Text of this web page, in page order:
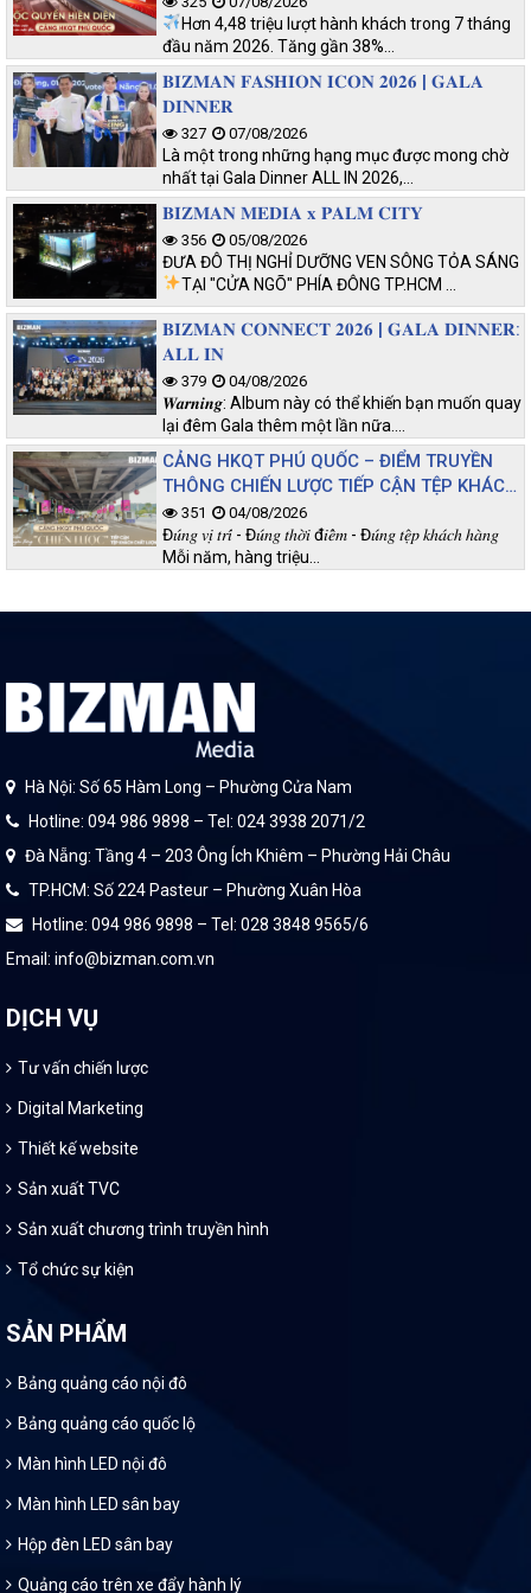
Hơn 4,48 triệu lượt hành khách trong 7 tháng
đầu năm 2026. Tăng gần 38%…
𝐁𝐈𝐙𝐌𝐀𝐍 𝐅𝐀𝐒𝐇𝐈𝐎𝐍 𝐈𝐂𝐎𝐍 𝟐𝟎𝟐𝟔 | 𝐆𝐀𝐋𝐀
𝐃𝐈𝐍𝐍𝐄𝐑
327 07/08/2026
Là một trong những hạng mục được mong chờ
nhất tại Gala Dinner ALL IN 2026,…
𝐁𝐈𝐙𝐌𝐀𝐍 𝐌𝐄𝐃𝐈𝐀 𝐱 𝐏𝐀𝐋𝐌 𝐂𝐈𝐓𝐘
356 05/08/2026
ĐƯA ĐÔ THỊ NGHỈ DƯỠNG VEN SÔNG TỎA SÁNG
TẠI "CỬA NGÕ" PHÍA ĐÔNG TP.HCM
𝐁𝐈𝐙𝐌𝐀𝐍 𝐂𝐎𝐍𝐍𝐄𝐂𝐓 𝟐𝟎𝟐𝟔 | 𝐆𝐀𝐋𝐀 𝐃𝐈𝐍𝐍𝐄𝐑:
𝐀𝐋𝐋 𝐈𝐍
379 04/08/2026
𝑾𝒂𝒓𝒏𝒊𝒏𝒈: Album này có thể khiến bạn muốn quay
lại đêm Gala thêm một lần nữa.…
CẢNG HKQT PHÚ QUỐC – ĐIỂM TRUYỀN
THÔNG CHIẾN LƯỢC TIẾP CẬN TỆP KHÁCH
CHẤT LƯỢNG
351 04/08/2026
Đ𝑢́𝑛𝑔 𝑣𝑖̣ 𝑡𝑟𝑖́ - Đ𝑢́𝑛𝑔 𝑡ℎ𝑜̛̀𝑖 đ𝑖𝑒̂̉𝑚 - Đ𝑢́𝑛𝑔 𝑡𝑒̣̂𝑝 𝑘ℎ𝑎́𝑐ℎ ℎ𝑎̀𝑛𝑔
Mỗi năm, hàng triệu…
Hà Nội: Số 65 Hàm Long – Phường Cửa Nam
Hotline: 094 986 9898 – Tel: 024 3938 2071/2
Đà Nẵng: Tầng 4 – 203 Ông Ích Khiêm – Phường Hải Châu
TP.HCM: Số 224 Pasteur – Phường Xuân Hòa
Hotline: 094 986 9898 – Tel: 028 3848 9565/6
Email: info@bizman.com.vn
DỊCH VỤ
Tư vấn chiến lược
Digital Marketing
Thiết kế website
Sản xuất TVC
Sản xuất chương trình truyền hình
Tổ chức sự kiện
SẢN PHẨM
Bảng quảng cáo nội đô
Bảng quảng cáo quốc lộ
Màn hình LED nội đô
Màn hình LED sân bay
Hộp đèn LED sân bay
Quảng cáo trên xe đẩy hành lý